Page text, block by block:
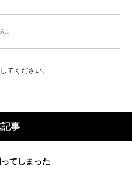
。
してください。
事
てしまった